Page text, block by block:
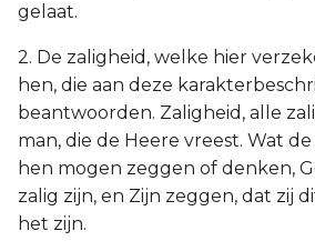
gelaat.
2. De zaligheid, welke hier
hen, die aan deze
beantwoorden. Zaligheid, alle
man, die de Heere vreest. Wat
hen mogen zeggen of denken,
zalig zijn, en Zijn zeggen, dat zij
het zijn.